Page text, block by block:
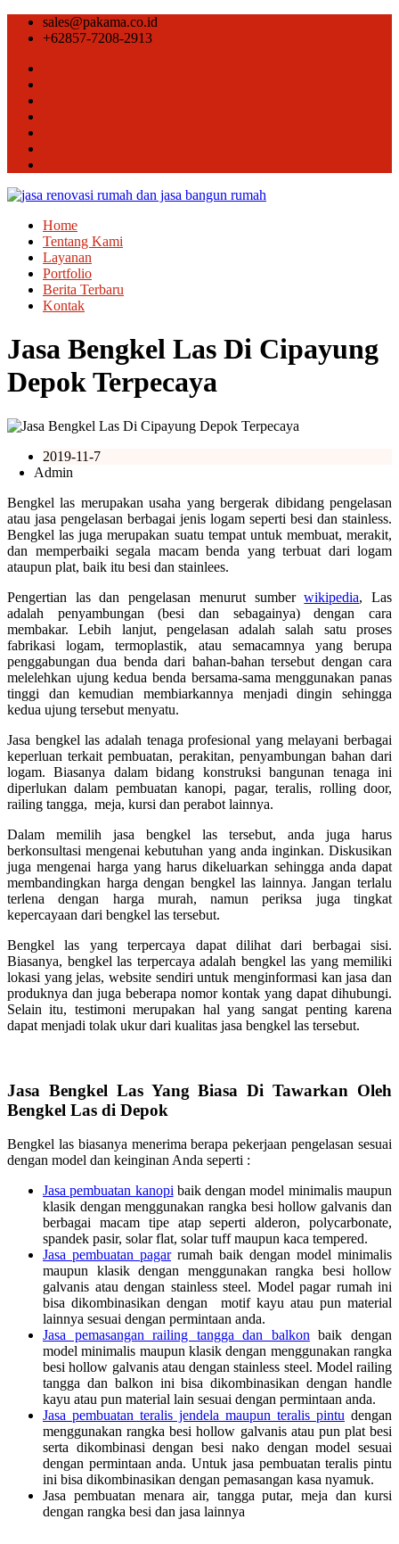
sales@pakama.co.id
+62857-7208-2913
Home
Tentang Kami
Layanan
Portfolio
Berita Terbaru
Kontak
Jasa Bengkel Las Di Cipayung
Depok Terpecaya
2019-11-7
Admin
Bengkel las merupakan usaha yang bergerak dibidang pengelasan
atau jasa pengelasan berbagai jenis logam seperti besi dan stainless.
Bengkel las juga merupakan suatu tempat untuk membuat, merakit,
dan memperbaiki segala macam benda yang terbuat dari logam
ataupun plat, baik itu besi dan stainlees.
Pengertian las dan pengelasan menurut sumberwikipedia, Las
adalah penyambungan (besi dan sebagainya) dengan cara
membakar. Lebih lanjut, pengelasan adalah salah satu proses
fabrikasi logam, termoplastik, atau semacamnya yang berupa
penggabungan dua benda dari bahan-bahan tersebut dengan cara
melelehkan ujung kedua benda bersama-sama menggunakan panas
tinggi dan kemudian membiarkannya menjadi dingin sehingga
kedua ujung tersebut menyatu.
Jasa bengkel las adalah tenaga profesional yang melayani berbagai
keperluan terkait pembuatan, perakitan, penyambungan bahan dari
logam. Biasanya dalam bidang konstruksi bangunan tenaga ini
diperlukan dalam pembuatan kanopi, pagar, teralis, rolling door,
railing tangga, meja, kursi dan perabot lainnya.
Dalam memilih jasa bengkel las tersebut, anda juga harus
berkonsultasi mengenai kebutuhan yang anda inginkan. Diskusikan
juga mengenai harga yang harus dikeluarkan sehingga anda dapat
membandingkan harga dengan bengkel las lainnya. Jangan terlalu
terlena dengan harga murah, namun periksa juga tingkat
kepercayaan dari bengkel las tersebut.
Bengkel las yang terpercaya dapat dilihat dari berbagai sisi.
Biasanya, bengkel las terpercaya adalah bengkel las yang memiliki
lokasi yang jelas, website sendiri untuk menginformasi kan jasa dan
produknya dan juga beberapa nomor kontak yang dapat dihubungi.
Selain itu, testimoni merupakan hal yang sangat penting karena
dapat menjadi tolak ukur dari kualitas jasa bengkel las tersebut.
Jasa Bengkel Las Yang Biasa Di Tawarkan Oleh
Bengkel Las di Depok
Bengkel las biasanya menerima berapa pekerjaan pengelasan sesuai
dengan model dan keinginan Anda seperti :
Jasa pembuatan kanopi baik dengan model minimalis maupun
klasik dengan menggunakan rangka besi hollow galvanis dan
berbagai macam tipe atap seperti alderon, polycarbonate,
spandek pasir, solar flat, solar tuff maupun kaca tempered.
Jasa pembuatan pagarrumah baik dengan model minimalis
maupun klasik dengan menggunakan rangka besi hollow
galvanis atau dengan stainless steel. Model pagar rumah ini
bisa dikombinasikan dengan motif kayu atau pun material
lainnya sesuai dengan permintaan anda.
Jasa pemasangan railing tangga dan balkon baik dengan
model minimalis maupun klasik dengan menggunakan rangka
besi hollow galvanis atau dengan stainless steel. Model railing
tangga dan balkon ini bisa dikombinasikan dengan handle
kayu atau pun material lain sesuai dengan permintaan anda.
Jasa pembuatan teralis jendela maupun teralis pintu dengan
menggunakan rangka besi hollow galvanis atau pun plat besi
serta dikombinasi dengan besi nako dengan model sesuai
dengan permintaan anda. Untuk jasa pembuatan teralis pintu
ini bisa dikombinasikan dengan pemasangan kasa nyamuk.
Jasa pembuatan menara air, tangga putar, meja dan kursi
dengan rangka besi dan jasa lainnya